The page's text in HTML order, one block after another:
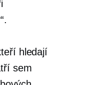
hledají
sem